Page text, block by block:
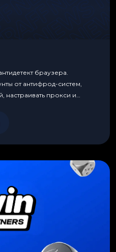
браузера.
от антифрод-систем,
настраивать прокси и